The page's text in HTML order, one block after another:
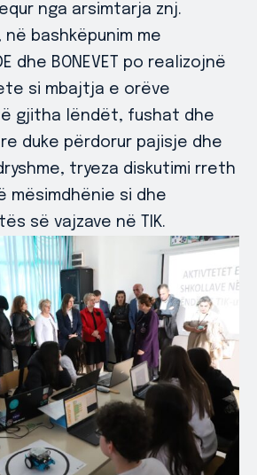
nga arsimtarja znj.
në bashkëpunim me
dhe BONEVET po realizojnë
si mbajtja e orëve
gjitha lëndët, fushat dhe
duke përdorur pajisje dhe
tryeza diskutimi rreth
mësimdhënie si dhe
së vajzave në TIK.